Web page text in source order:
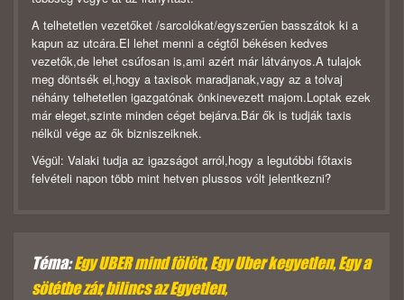
A telhetetlen vezetőket /sarcolókat/egyszerűen basszátok ki a
kapun az utcára.El lehet menni a cégtől békésen kedves
vezetők,de lehet csúfosan is,ami azért már látványos.A tulajok
meg döntsék el,hogy a taxisok maradjanak,vagy az a tolvaj
néhány telhetetlen igazgatónak önkinevezett majom.Loptak ezek
már eleget,szinte minden céget bejárva.Bár ők is tudják taxis
nélkül vége az ők bizniszeiknek.
Végül: Valaki tudja az igazságot arról,hogy a legutóbbi főtaxis
felvételi napon több mint hetven plussos vólt jelentkezni?
Téma:Egy UBER mind fölött, Egy Uber kegyetlen, Egy a
sötétbe zár, bilincs az Egyetlen,